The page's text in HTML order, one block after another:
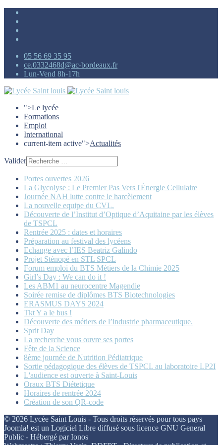
05 56 69 35 95
ce.0332468d@ac-bordeaux.fr
Lun-Vend 8h-17h
">Le lycée
Formations
Emploi
International
current-item active">Actualités
Valider
Portes ouvertes 2026
La Glycolyse : Le Premier Pas Vers l'Énergie Cellulaire
Journée NAH lutte contre le harcèlement
La nouvelle equipe du CVL.
Découverte de l’Institut d’Optique d’Aquitaine par les élèves
de TSPCL
Rentrée 2025 : dates et horaires
Préparation au festival des lycéens
Echange avec l’IES Beatriz Galindo
Projet Sténopé en STL SPCL
Forum emploi du BTS Métiers de la Chimie 2025
Girl’s Day : We can do it !
Les ABM1 au neurocentre Magendie
Soirée remise de diplômes BTS Biotechnologies
ERASMUS DAYS 2024
Tkt Y a le bus !
Découverte des métiers de l’industrie pharmaceutique.
Sprit Day
La recherche vous ouvre ses portes
Fête de la Science
8ème journée de Nutrition Pédiatrique
Sortie pédagogique des élèves de TSPCL au laboratoire LP2I
L'audience est ouverte à Saint-Louis
Oraux BTS Diétetique
Horaires de rentrée 2024
Création de son QR-code
© 2026 Lycée Saint Louis - Tous droits réservés pour tous pays
Joomla! est un Logiciel Libre diffusé sous licence GNU General
Public - Hébergé par Ionos